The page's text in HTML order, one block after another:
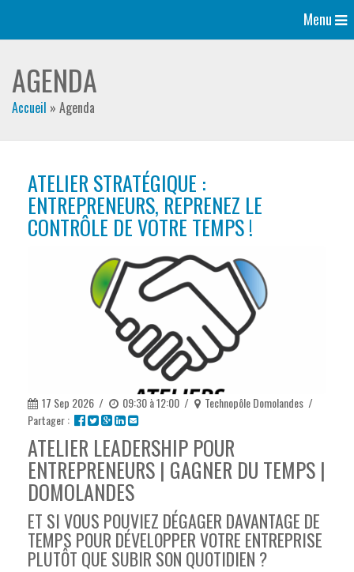
Menu
AGENDA
Accueil » Agenda
ATELIER STRATÉGIQUE :
ENTREPRENEURS, REPRENEZ LE
CONTRÔLE DE VOTRE TEMPS !
17 Sep 2026 / 09:30 à 12:00 / Technopôle Domolandes /
Partager :
ATELIER LEADERSHIP POUR
ENTREPRENEURS | GAGNER DU TEMPS |
DOMOLANDES
ET SI VOUS POUVIEZ DÉGAGER DAVANTAGE DE
TEMPS POUR DÉVELOPPER VOTRE ENTREPRISE
PLUTÔT QUE SUBIR SON QUOTIDIEN ?